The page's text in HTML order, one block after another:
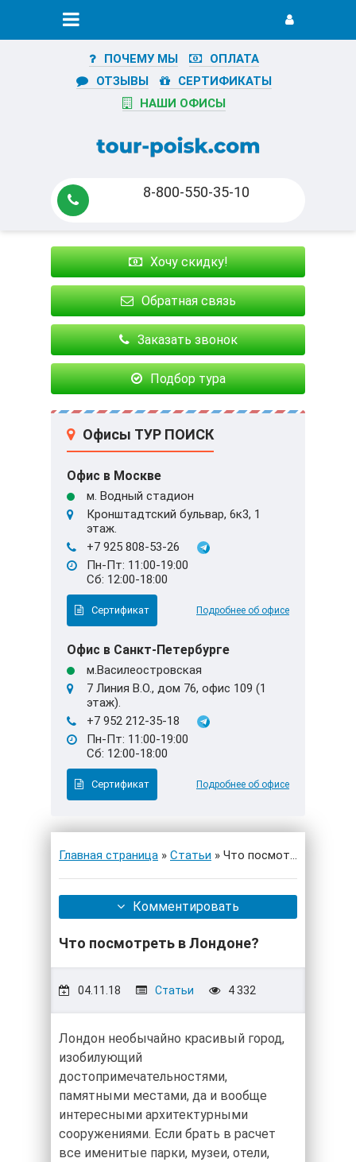
ПОЧЕМУ МЫ
ОПЛАТА
ОТЗЫВЫ
СЕРТИФИКАТЫ
НАШИ ОФИСЫ
8-800-550-35-10
Хочу скидку!
Обратная связь
Заказать звонок
Подбор тура
Офисы ТУР ПОИСК
Офис в Москве
м. Водный стадион
Кронштадтский бульвар, 6к3, 1
этаж.
+7 925 808-53-26
Пн-Пт: 11:00-19:00
Сб: 12:00-18:00
Сертификат Подробнее об офисе
Офис в Санкт-Петербурге
м.Василеостровская
7 Линия В.О., дом 76, офис 109 (1
этаж).
+7 952 212-35-18
Пн-Пт: 11:00-19:00
Сб: 12:00-18:00
Сертификат Подробнее об офисе
Главная страница » Статьи » Что посмотреть в
Комментировать
Что посмотреть в Лондоне?
04.11.18 Статьи 4 332
Лондон необычайно красивый город,
изобилующий
достопримечательностями,
памятными местами, да и вообще
интересными архитектурными
сооружениями. Если брать в расчет
все именитые парки, музеи, отели,